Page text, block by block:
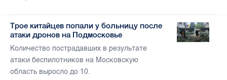
Трое китайцев попали у больницу после
атаки дронов на Подмосковье
Количество пострадавших в результате
атаки беспилотников на Московскую
область выросло до 10.